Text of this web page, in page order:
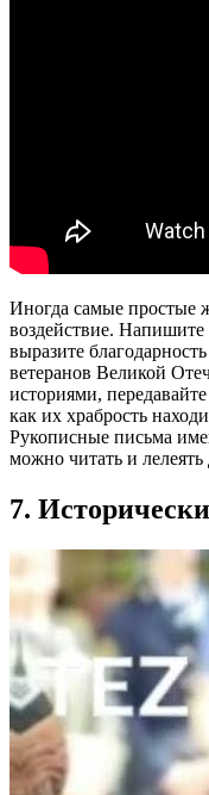
Иногда самые простые
воздействие. Напишите
выразите
ветеранов Великой
историями,
как их храбрость
Рукописные письма
можно читать и
7.